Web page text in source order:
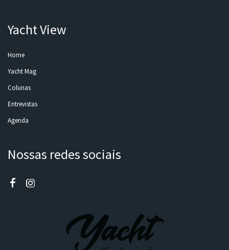
Yacht View
Home
Yacht Mag
Colunas
Entrevistas
Agenda
Nossas redes sociais